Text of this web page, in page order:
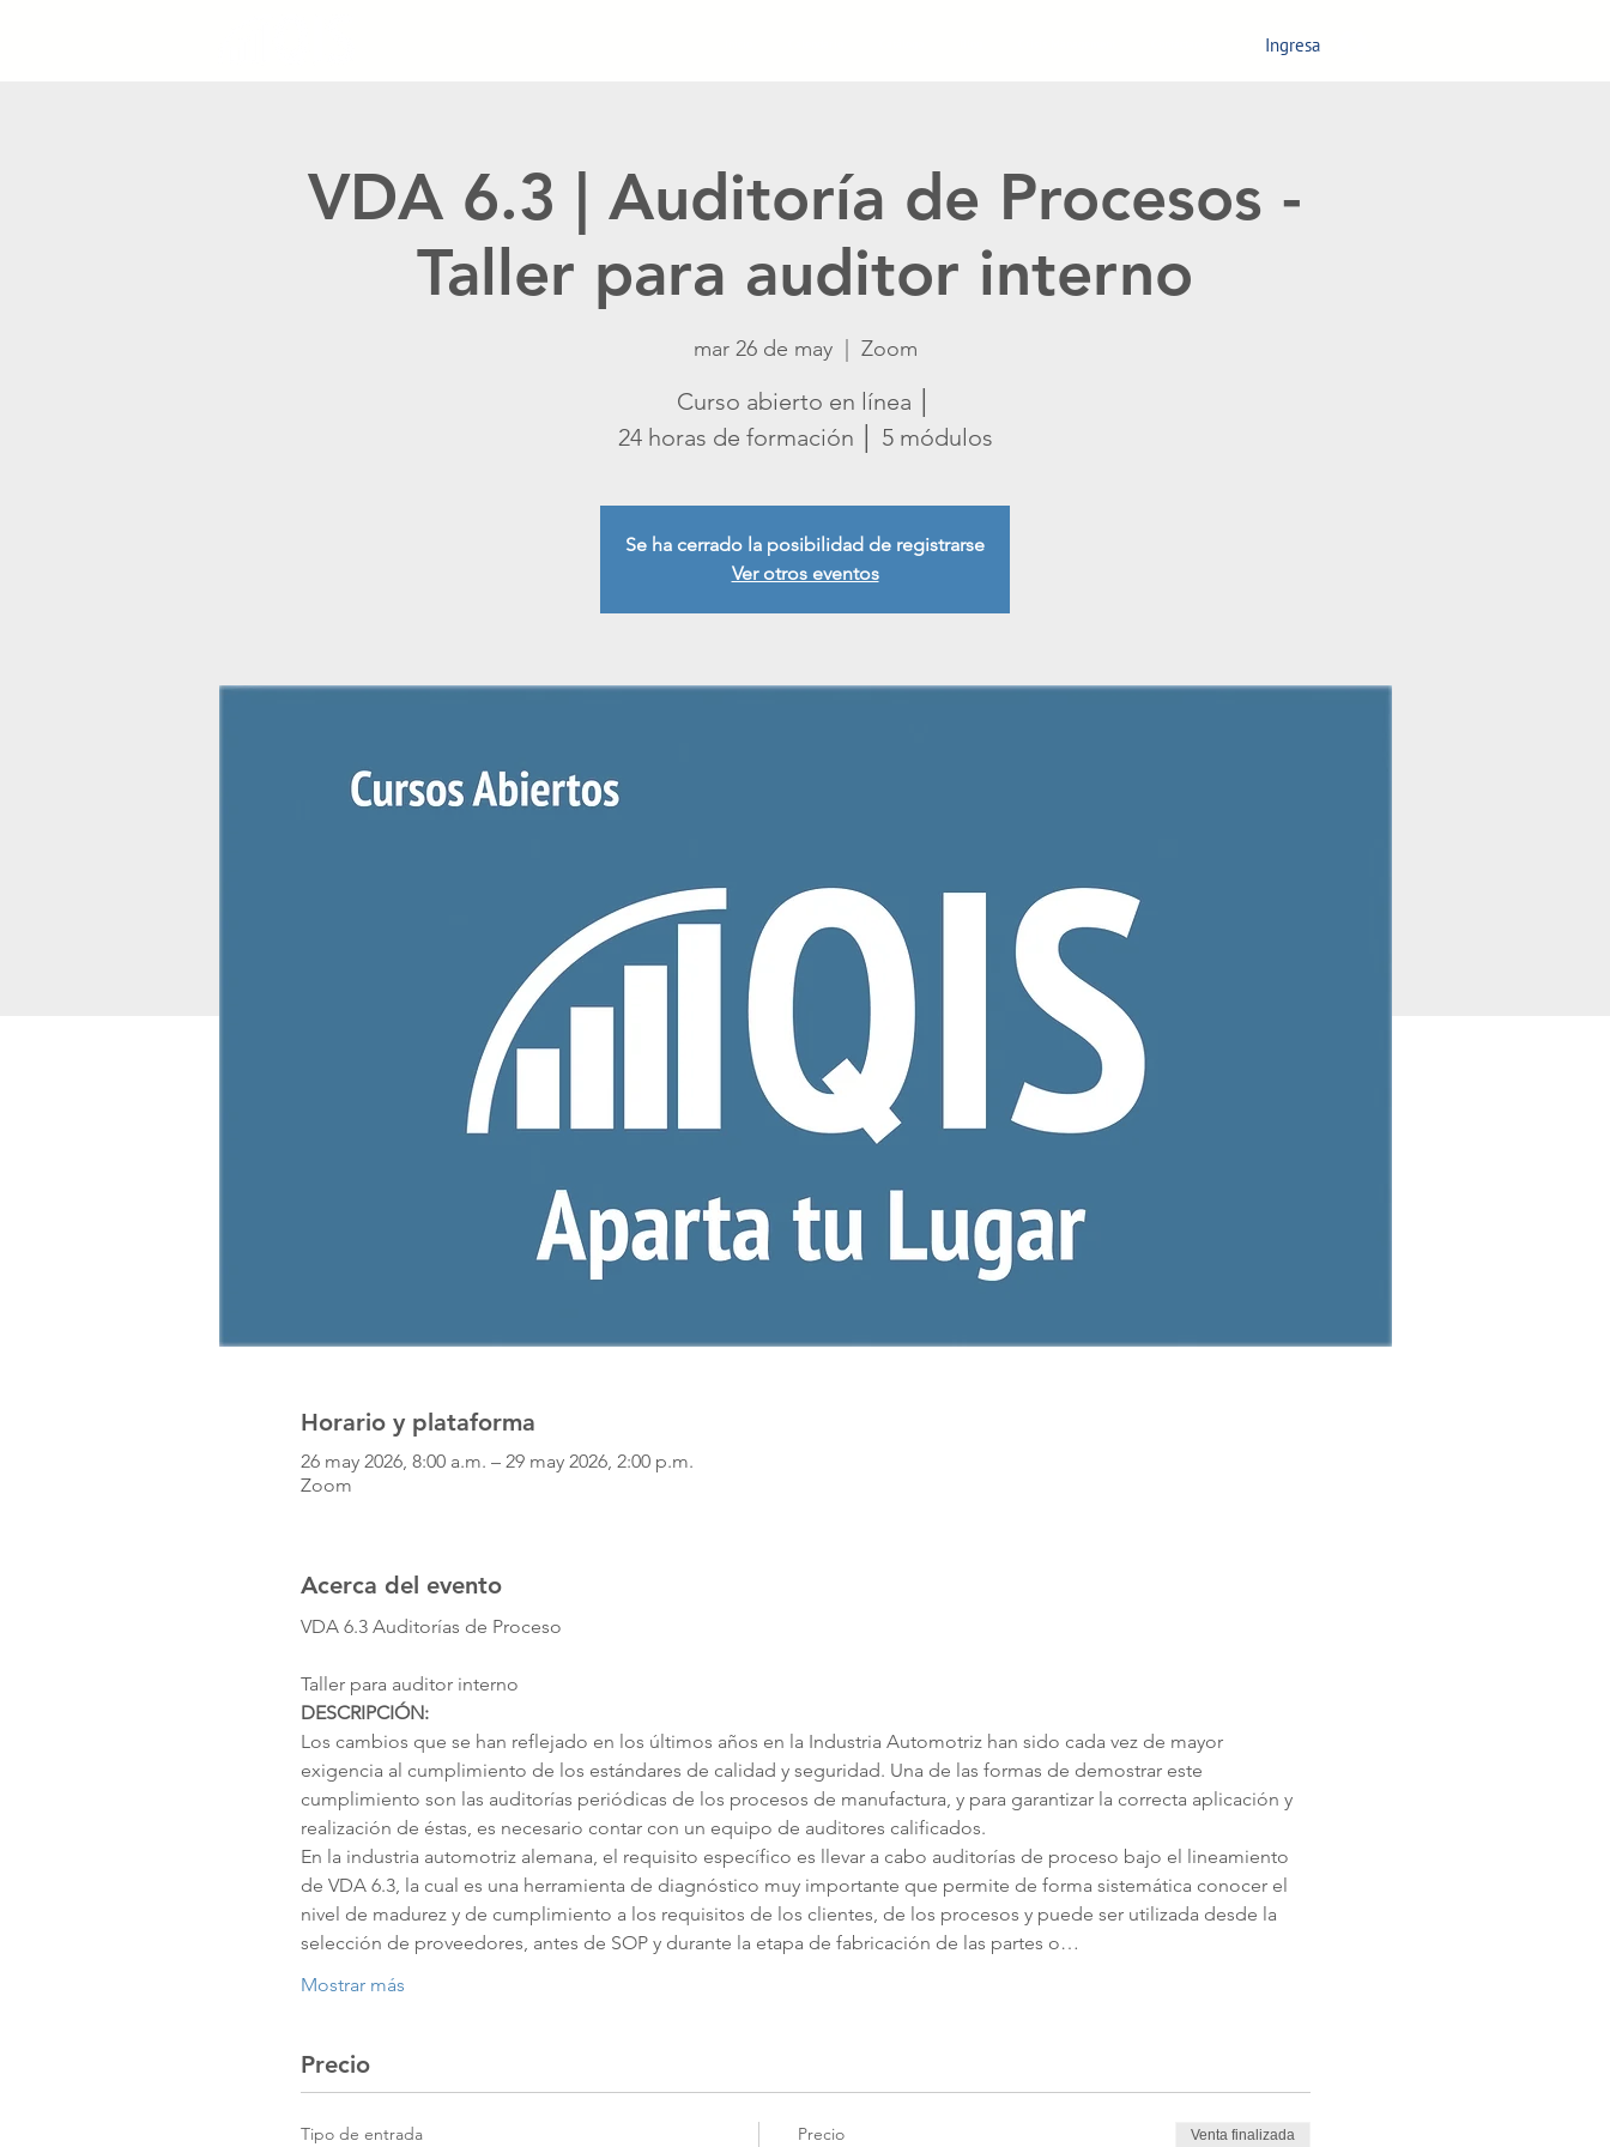
Ingresa
VDA 6.3 | Auditoría de Procesos -
Taller para auditor interno
mar 26 de may
  |
Zoom
Curso abierto en línea │
24 horas de formación │ 5 módulos
Se ha cerrado la posibilidad de registrarse
Ver otros eventos
Horario y plataforma
26 may 2026, 8:00 a.m. – 29 may 2026, 2:00 p.m.
Zoom
Acerca del evento
Taller para auditor interno
DESCRIPCIÓN:
Los cambios que se han reflejado en los últimos años en la Industria Automotriz han sido cada vez de mayor
exigencia al cumplimiento de los estándares de calidad y seguridad. Una de las formas de demostrar este
cumplimiento son las auditorías periódicas de los procesos de manufactura, y para garantizar la correcta aplicación y
realización de éstas, es necesario contar con un equipo de auditores calificados.
En la industria automotriz alemana, el requisito específico es llevar a cabo auditorías de proceso bajo el lineamiento
de VDA 6.3, la cual es una herramienta de diagnóstico muy importante que permite de forma sistemática conocer el
nivel de madurez y de cumplimiento a los requisitos de los clientes, de los procesos y puede ser utilizada desde la
selección de proveedores, antes de SOP y durante la etapa de fabricación de las partes o…
Mostrar más
Precio
Tipo de entrada Precio Venta finalizada